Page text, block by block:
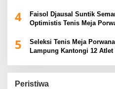
4
Faisol Djausal Suntik
Optimistis Tenis Meja
5
Seleksi Tenis Meja
Lampung Kantongi 12
Peristiwa